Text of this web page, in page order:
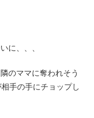
に、、、
のママに奪われそう
手の手にチョップし